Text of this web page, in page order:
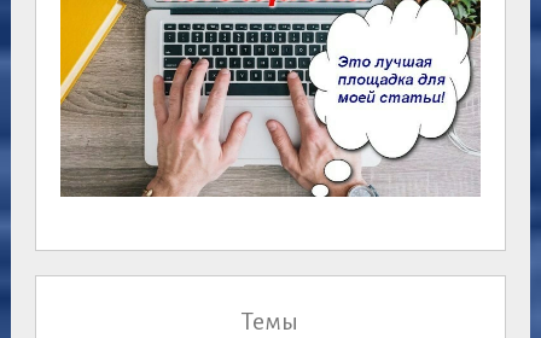
Темы